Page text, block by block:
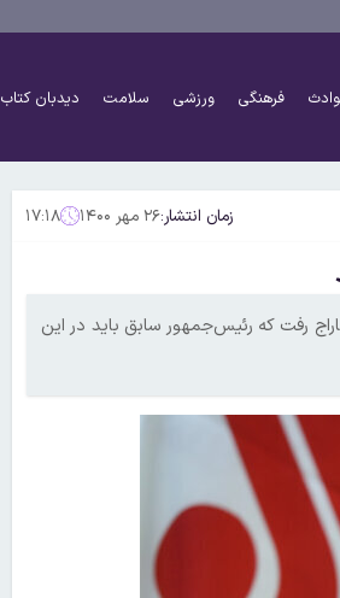
فرهنگی ورزشی سلامت دیدبان کتاب
زمان انتشار:۲۶ مهر ۱۴۰۰ ۱۷:۱۸
رفت که رئیس‌جمهور سابق باید در این